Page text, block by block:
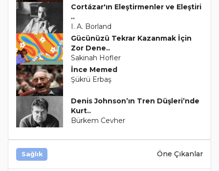
Cortázar'ın Eleştirmenler ve Eleştiri
..
I. A. Borland
Gücünüzü Tekrar Kazanmak İçin
Zor Dene..
Sakinah Hofler
İnce Memed
Şükrü Erbaş
Denis Johnson’ın Tren Düşleri’nde
Kurt..
Bürkem Cevher
Sağlık Öne Çıkanlar